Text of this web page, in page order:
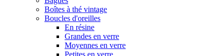
Boîtes à thé vintage
Boucles d'oreilles
En résine
Grandes en verre
Moyennes en verre
Petites en verre